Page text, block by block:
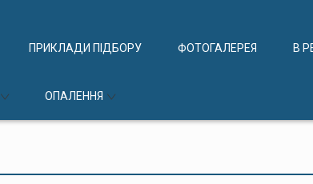
ПРИКЛАДИ ПІДБОРУ ФОТОГАЛЕРЕЯ В
ОПАЛЕННЯ